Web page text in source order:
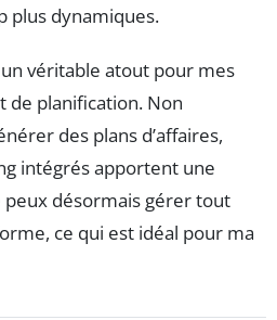
plus dynamiques.
un véritable atout pour mes
de planification. Non
des plans d’affaires,
intégrés apportent une
peux désormais gérer tout
ce qui est idéal pour ma